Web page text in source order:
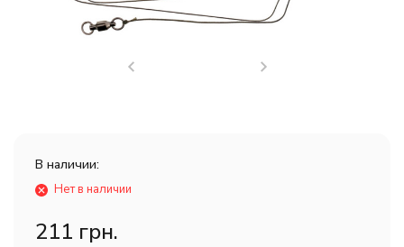
В наличии:
Нет в наличии
211 грн.